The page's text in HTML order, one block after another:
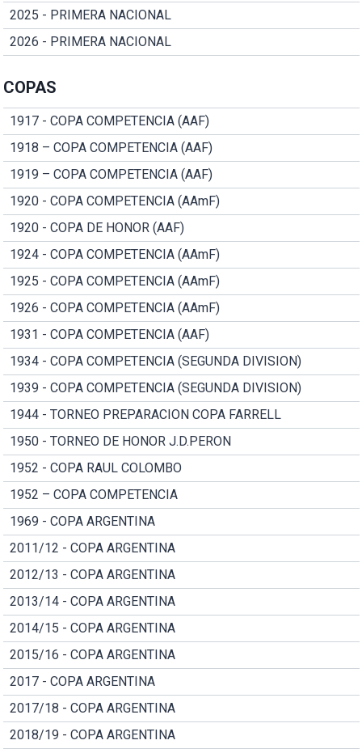
2025 - PRIMERA NACIONAL
2026 - PRIMERA NACIONAL
COPAS
1917 - COPA COMPETENCIA (AAF)
1918 – COPA COMPETENCIA (AAF)
1919 – COPA COMPETENCIA (AAF)
1920 - COPA COMPETENCIA (AAmF)
1920 - COPA DE HONOR (AAF)
1924 - COPA COMPETENCIA (AAmF)
1925 - COPA COMPETENCIA (AAmF)
1926 - COPA COMPETENCIA (AAmF)
1931 - COPA COMPETENCIA (AAF)
1934 - COPA COMPETENCIA (SEGUNDA DIVISION)
1939 - COPA COMPETENCIA (SEGUNDA DIVISION)
1944 - TORNEO PREPARACION COPA FARRELL
1950 - TORNEO DE HONOR J.D.PERON
1952 - COPA RAUL COLOMBO
1952 – COPA COMPETENCIA
1969 - COPA ARGENTINA
2011/12 - COPA ARGENTINA
2012/13 - COPA ARGENTINA
2013/14 - COPA ARGENTINA
2014/15 - COPA ARGENTINA
2015/16 - COPA ARGENTINA
2017 - COPA ARGENTINA
2017/18 - COPA ARGENTINA
2018/19 - COPA ARGENTINA